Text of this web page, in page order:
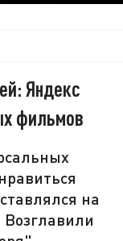
Яндекс
фильмов
на
Возглавили